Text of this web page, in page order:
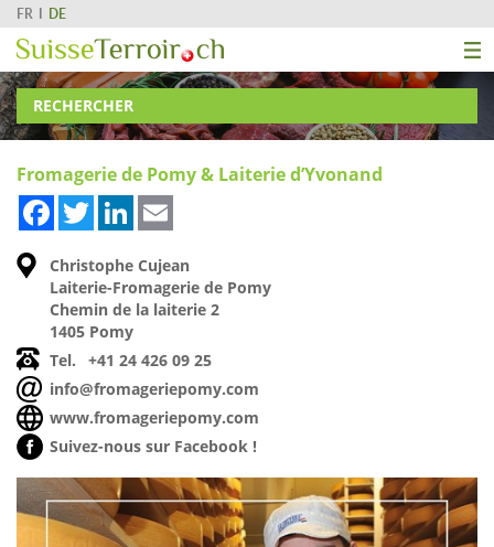
FR DE
RECHERCHER
Fromagerie de Pomy & Laiterie d’Yvonand
FacebookTwitterLinkedIn
Christophe Cujean
Laiterie-Fromagerie de Pomy
Chemin de la laiterie 2
1405 Pomy
Tel.
+41 24 426 09 25
info@fromageriepomy.com
www.fromageriepomy.com
Suivez-nous sur Facebook !